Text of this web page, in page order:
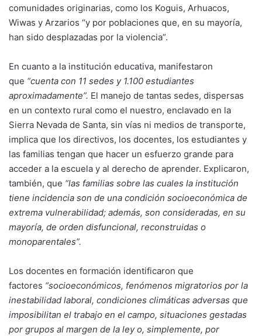
comunidades originarias, como los Koguis, Arhuacos,
Wiwas y Arzarios “y por poblaciones que, en su mayoría,
han sido desplazadas por la violencia”.
En cuanto a la institución educativa, manifestaron
que “cuenta con 11 sedes y 1.100 estudiantes
aproximadamente”. El manejo de tantas sedes, dispersas
en un contexto rural como el nuestro, enclavado en la
Sierra Nevada de Santa, sin vías ni medios de transporte,
implica que los directivos, los docentes, los estudiantes y
las familias tengan que hacer un esfuerzo grande para
acceder a la escuela y al derecho de aprender. Explicaron,
también, que “las familias sobre las cuales la institución
tiene incidencia son de una condición socioeconómica de
extrema vulnerabilidad; además, son consideradas, en su
mayoría, de orden disfuncional, reconstruidas o
monoparentales”.
Los docentes en formación identificaron que
factores “socioeconómicos, fenómenos migratorios por la
inestabilidad laboral, condiciones climáticas adversas que
imposibilitan el trabajo en el campo, situaciones gestadas
por grupos al margen de la ley o, simplemente, por